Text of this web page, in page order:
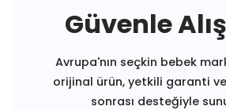
Güvenle
Avrupa'nın seçkin bebek
orijinal ürün, yetkili garanti
sonrası desteğiyle